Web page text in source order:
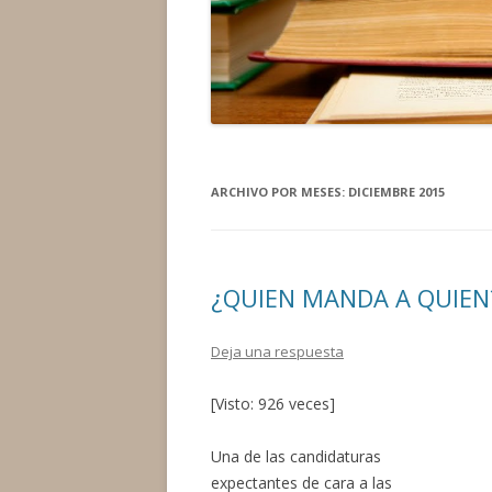
ARCHIVO POR MESES: DICIEMBRE 2015
¿QUIEN MANDA A
Deja una respuesta
[Visto: 926 veces]
Una de las candidaturas
expectantes de cara a las